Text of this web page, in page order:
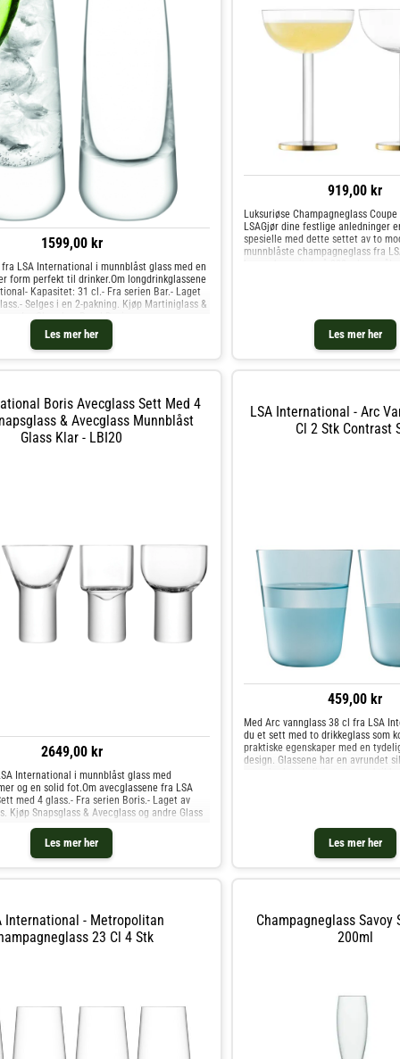
1599,00 kr
Les mer her
LSA International i munnblåst glass med en
form perfekt til drinker.Om longdrinkglassene
Kapasitet: 31 cl.- Fra serien Bar.- Laget
Selges i en 2-pakning. Kjøp Martiniglass &
andre Glass hos Royal Design.
919,00 kr
Les mer her
Luksuriøse Champagneglass
LSAGjør dine festlige anledninger
spesielle med dette settet av to
munnblåste champagneglass fra
utseende. Den diskrete metalliske
det håndmalte brede gullbåndet
til et luksuriøst preg på
designet for å være både vakre og
holdbare.Håndvask anbefales.
Boris Avecglass Sett Med 4
& Avecglass Munnblåst
Glass Klar - LBI20
2649,00 kr
Les mer her
International i munnblåst glass med
og en solid fot.Om avecglassene fra LSA
med 4 glass.- Fra serien Boris.- Laget av
Kjøp Snapsglass & Avecglass og andre Glass
LSA International - Arc
Cl 2 Stk Contrast
459,00 kr
Les mer her
Med Arc vannglass 38 cl fra LSA
du et sett med to drikkeglass som
praktiske egenskaper med en
design. Glassene har en avrundet
International - Metropolitan
23 Cl 4 Stk
Champagneglass Savoy
200ml